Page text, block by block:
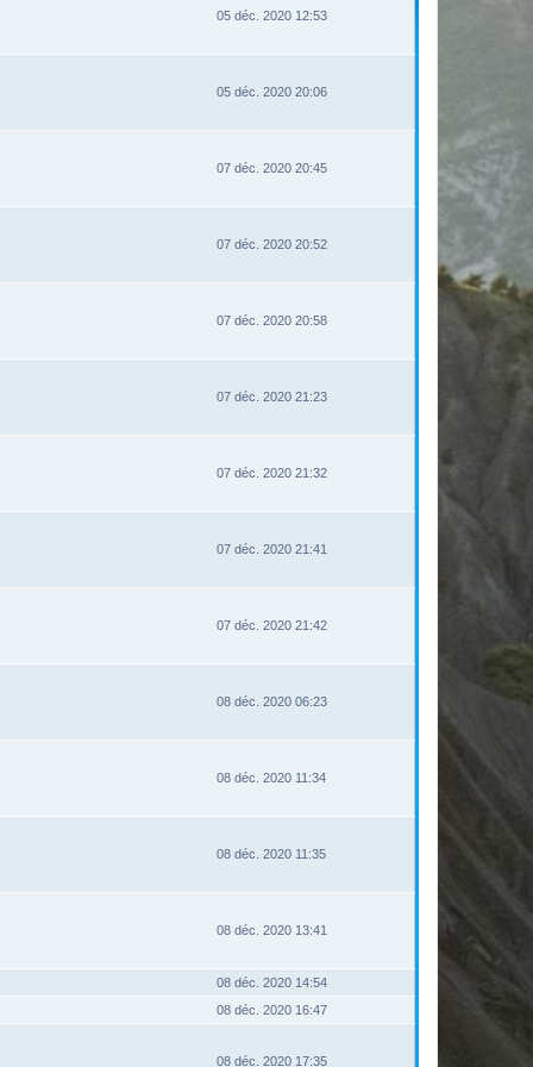
05 déc. 2020 12:53
05 déc. 2020 20:06
07 déc. 2020 20:45
07 déc. 2020 20:52
07 déc. 2020 20:58
07 déc. 2020 21:23
07 déc. 2020 21:32
07 déc. 2020 21:41
07 déc. 2020 21:42
08 déc. 2020 06:23
08 déc. 2020 11:34
08 déc. 2020 11:35
08 déc. 2020 13:41
08 déc. 2020 14:54
08 déc. 2020 16:47
08 déc. 2020 17:35